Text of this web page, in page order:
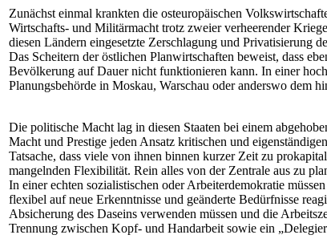
Zunächst einmal krankten die osteuropäischen
Wirtschafts- und Militärmacht trotz zweier verheerender
diesen Ländern eingesetzte Zerschlagung und Privatisierung
Das Scheitern der östlichen Planwirtschaften beweist, dass
Bevölkerung auf Dauer nicht funktionieren kann. In einer
Planungsbehörde in Moskau, Warschau oder anderswo dem
Die politische Macht lag in diesen Staaten bei einem
Macht und Prestige jeden Ansatz kritischen und
Tatsache, dass viele von ihnen binnen kurzer Zeit zu
mangelnden Flexibilität. Rein alles von der Zentrale aus zu
In einer echten sozialistischen oder Arbeiterdemokratie
flexibel auf neue Erkenntnisse und geänderte Bedürfnisse
Absicherung des Daseins verwenden müssen und die
Trennung zwischen Kopf- und Handarbeit sowie ein